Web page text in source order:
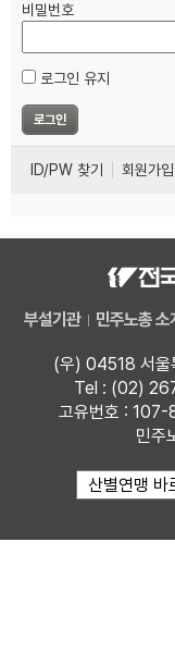
비밀번호
로그인 유지
ID/PW 찾기 회원가입
부설기관 민주노총 소
(우) 04518 서울
Tel : (02)
고유번호 :
민주
부설기관
업무